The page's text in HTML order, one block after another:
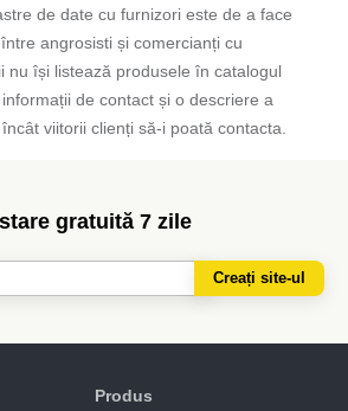
de date cu furnizori este de a face
angrosisti și comercianți cu
nu își listează produsele în catalogul
de contact și o descriere a
viitorii clienți să-i poată contacta.
gratuită 7 zile
Creați site-ul
Produs